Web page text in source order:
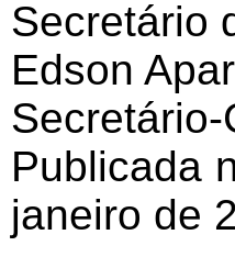
Secretário
Edson
Publicada
janeiro de